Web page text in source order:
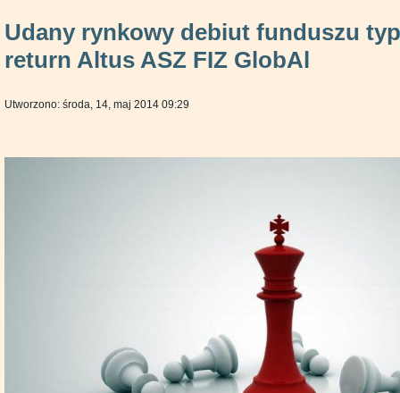
Udany rynkowy debiut funduszu
return Altus ASZ FIZ GlobAl
Utworzono: środa, 14, maj 2014 09:29